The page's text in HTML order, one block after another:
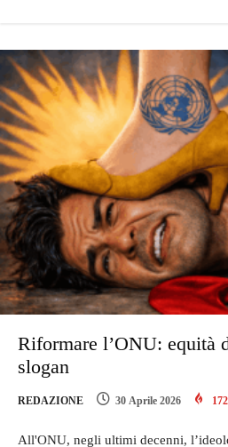
Riformare l’ONU: equità
slogan
REDAZIONE 30 Aprile 2026 172
All'ONU, negli ultimi decenni,